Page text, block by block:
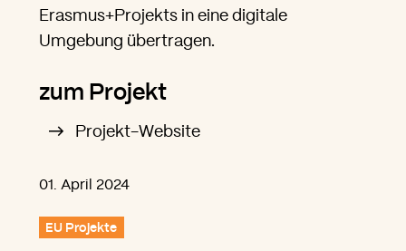
Erasmus+Projekts in eine digitale
Umgebung übertragen.
zum Projekt
Projekt-Website
01. April 2024
EU Projekte